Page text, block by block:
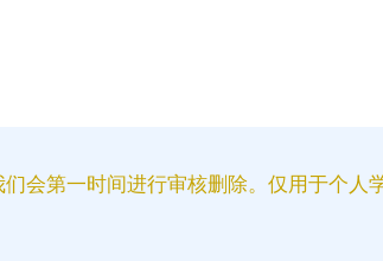
会第一时间进行审核删除。仅用于个人